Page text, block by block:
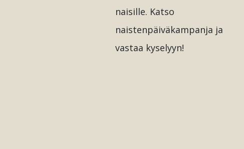
naisille. Katso
naistenpäiväkampanja ja
vastaa kyselyyn!